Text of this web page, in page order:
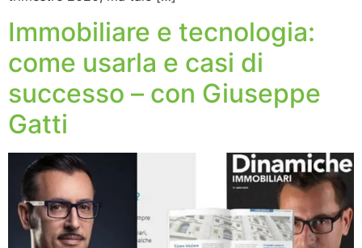
Immobiliare e tecnologia:
come usarla e casi di
successo – con Giuseppe
Gatti